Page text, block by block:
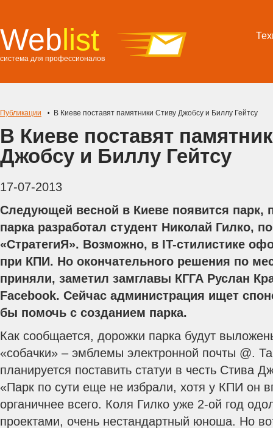
Weblist
система для профессионалов
Публикации В Киеве поставят памятники Стиву Джобсу и Биллу Гейтсу
В Киеве поставят
Джобсу и Биллу Гейтсу
17-07-2013
Следующей весной в Киеве появится
парка разработал студент Николай Гилко,
«СтратегиЯ». Возможно, в IT-стилистике
при КПИ. Но окончательного решения по
приняли, заметил замглавы КГГА Руслан
Facebook. Сейчас администрация ищет
бы помочь с созданием парка.
Как сообщается, дорожки парка будут
«собачки» – эмблемы электронной почты @.
планируется поставить статуи в честь Стива
«Парк по сути еще не избрали, хотя у КПИ он
органичнее всего. Коля Гилко уже 2-ой год
проектами, очень нестандартный юноша. Но